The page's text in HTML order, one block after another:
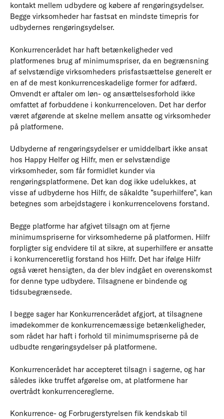
kontakt mellem udbydere og købere af rengøringsydelser.
Begge virksomheder har fastsat en mindste timepris for
udbydernes rengøringsydelser.
Konkurrencerådet har haft betænkeligheder ved
platformenes brug af minimumspriser, da en begrænsning
af selvstændige virksomheders prisfastsættelse generelt er
en af de mest konkurrenceskadelige former for adfærd.
Omvendt er aftaler om løn- og ansættelsesforhold ikke
omfattet af forbuddene i konkurrenceloven. Det har derfor
været afgørende at skelne mellem ansatte og virksomheder
på platformene.
Udbyderne af rengøringsydelser er umiddelbart ikke ansat
hos Happy Helfer og Hilfr, men er selvstændige
virksomheder, som får formidlet kunder via
rengøringsplatformene. Det kan dog ikke udelukkes, at
visse af udbyderne hos Hilfr, de såkaldte ”superhilfere”, kan
betegnes som arbejdstagere i konkurrencelovens forstand.
Begge platforme har afgivet tilsagn om at fjerne
minimumspriserne for virksomhederne på platformen. Hilfr
forpligter sig endvidere til at sikre, at superhilfere er ansatte
i konkurrenceretlig forstand hos Hilfr. Det har ifølge Hilfr
også været hensigten, da der blev indgået en overenskomst
for denne type udbydere. Tilsagnene er bindende og
tidsubegrænsede.
I begge sager har Konkurrencerådet afgjort, at tilsagnene
imødekommer de konkurrencemæssige betænkeligheder,
som rådet har haft i forhold til minimumspriserne på de
udbudte rengøringsydelser på platformene.
Konkurrencerådet har accepteret tilsagn i sagerne, og har
således ikke truffet afgørelse om, at platformene har
overtrådt konkurrencereglerne.
Konkurrence- og Forbrugerstyrelsen fik kendskab til